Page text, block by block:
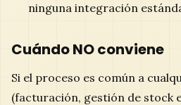
ninguna integración
Cuándo NO conviene
Si el proceso es común a
(facturación, gestión de stock